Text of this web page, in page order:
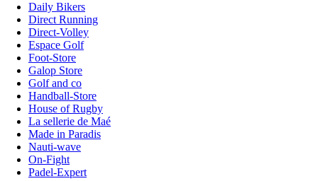
Daily Bikers
Direct Running
Direct-Volley
Espace Golf
Foot-Store
Galop Store
Golf and co
Handball-Store
House of Rugby
La sellerie de Maé
Made in Paradis
Nauti-wave
On-Fight
Padel-Expert